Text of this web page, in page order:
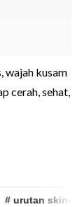
wajah kusam
cerah, sehat,
skincare